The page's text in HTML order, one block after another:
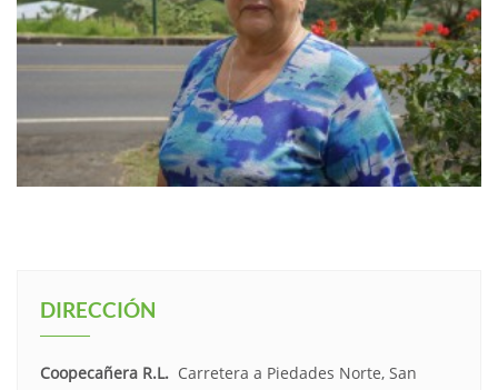
DIRECCIÓN
Coopecañera R.L. Carretera a Piedades Norte, San